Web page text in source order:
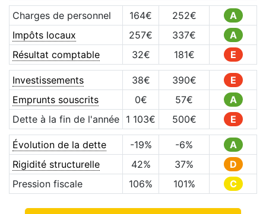
Charges de personnel 164€ 252€
A
Impôts locaux
257€ 337€
A
Résultat comptable
32€ 181€ E
Investissements 38€ 390€
E
Emprunts souscrits
0€ 57€
A
Dette à la fin de l'année
1 103€ 500€ E
Évolution de la dette -19% -6%
A
Rigidité structurelle
42% 37%
D
Pression fiscale
106% 101% C